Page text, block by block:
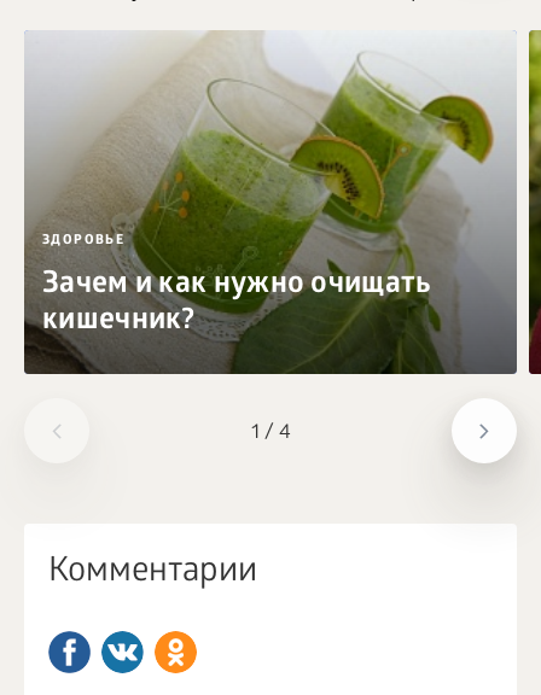
1 / 4
ЗДОРОВЬЕ
Зачем и как нужно очищать
кишечник?
Комментарии